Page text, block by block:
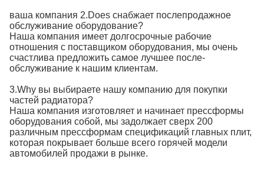
ваша компания 2.Does снабжает послепродажное
обслуживание оборудование?
Наша компания имеет долгосрочные рабочие
отношения с поставщиком оборудования, мы очень
счастлива предложить самое лучшее после-
обслуживание к нашим клиентам.
3.Why вы выбираете нашу компанию для покупки
частей радиатора?
Наша компания изготовляет и начинает прессформы
оборудования собой, мы задолжает сверх 200
различным прессформам спецификаций главных плит,
которая покрывает больше всего горячей модели
автомобилей продажи в рынке.